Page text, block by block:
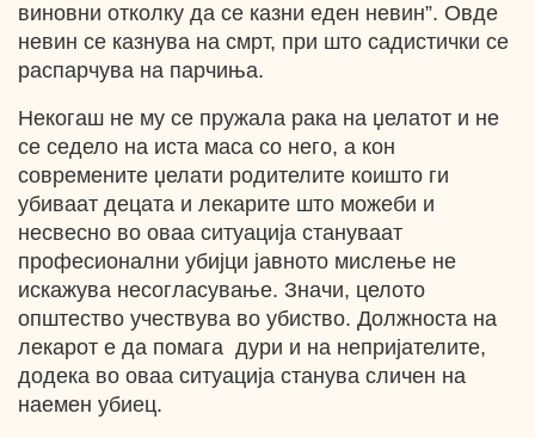
виновни отколку да се казни еден невин”. Овде
невин се казнува на смрт, при што садистички се
распарчува на парчиња.
Некогаш не му се пружала рака на џелатот и не
се седело на иста маса со него, а кон
современите џелати родителите коишто ги
убиваат децата и лекарите што можеби и
несвесно во оваа ситуација стануваат
професионални убијци јавното мислење не
искажува несогласување. Значи, целото
општество учествува во убиство. Должноста на
лекарот е да помага дури и на непријателите,
додека во оваа ситуација станува сличен на
наемен убиец.